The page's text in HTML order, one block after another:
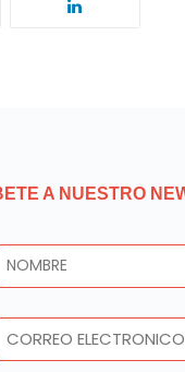
A NUESTRO